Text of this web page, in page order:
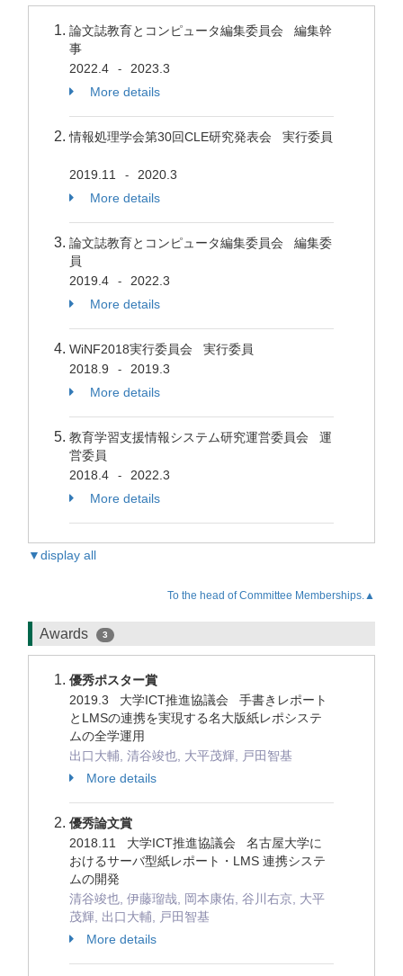
論文誌教育とコンピュータ編集委員会 編集幹
事
2022.4
-
2023.3
More details
情報処理学会第30回CLE研究発表会 実行委員
2019.11 -
2020.3
More details
論文誌教育とコンピュータ編集委員会 編集委
員
2019.4
-
2022.3
More details
WiNF2018実行委員会 実行委員
2018.9
-
2019.3
More details
教育学習支援情報システム研究運営委員会 運
営委員
2018.4
-
2022.3
More details
▼display all
To the head of Committee Memberships.▲
Awards 3
優秀ポスター賞
2019.3 大学ICT推進協議会 手書きレポート
とLMSの連携を実現する名大版紙レポシステ
ムの全学運用
出口大輔, 清谷竣也, 大平茂輝, 戸田智基
More details
優秀論文賞
2018.11 大学ICT推進協議会 名古屋大学に
おけるサーバ型紙レポート・LMS 連携システ
ムの開発
清谷竣也, 伊藤瑠哉, 岡本康佑, 谷川右京, 大平
茂輝, 出口大輔, 戸田智基
More details